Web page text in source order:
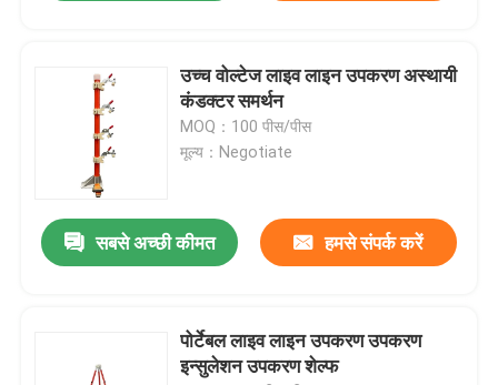
कैटेनरी जीआरपी उत्पाद
ऊपरी लाइन इन्सुलेटर
इन्सुलेटर फिटिंग
इन्सुलेशन सिलिकॉन रबर
उच्च वोल्टेज लाइव लाइन उपकरण अस्थायी
कंडक्टर समर्थन
MOQ：100 पीस/पीस
मूल्य：Negotiate
सबसे अच्छी कीमत हमसे संपर्क करें
पोर्टेबल लाइव लाइन उपकरण उपकरण
इन्सुलेशन उपकरण शेल्फ